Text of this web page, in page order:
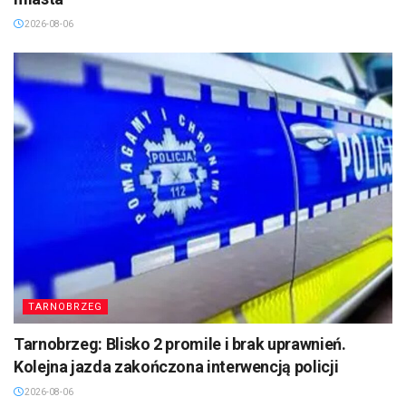
2026-08-06
TARNOBRZEG
Tarnobrzeg: Blisko 2 promile i brak uprawnień.
Kolejna jazda zakończona interwencją policji
2026-08-06